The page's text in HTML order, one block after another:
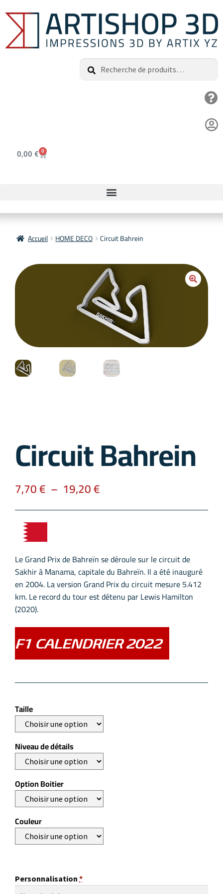
Recherche
0,00 € 0
Accueil HOME DECO Circuit Bahrein
Circuit Bahrein
7,70€ – 19,20€
Le Grand Prix de Bahreïn se déroule sur le circuit de
Sakhir à Manama, capitale du Bahreïn. Il a été inauguré
en 2004. La version Grand Prix du circuit mesure 5.412
km. Le record du tour est détenu par Lewis Hamilton
(2020).
Taille
Niveau de détails
Option Boitier
Couleur
Personnalisation *